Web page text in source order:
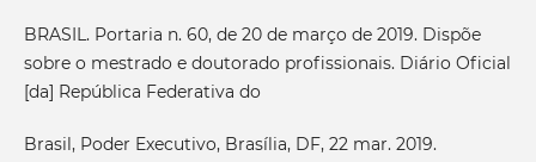
BRASIL. Portaria n. 60, de 20 de março de 2019. Dispõe
sobre o mestrado e doutorado profissionais. Diário Oficial
[da] República Federativa do
Brasil, Poder Executivo, Brasília, DF, 22 mar. 2019.